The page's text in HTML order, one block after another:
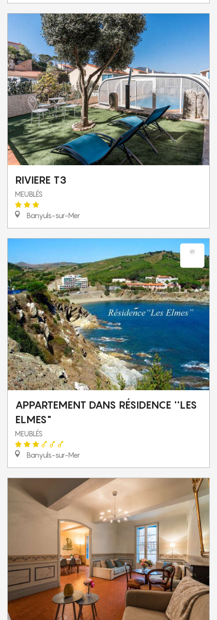
RIVIERE T3
MEUBLÉS
Banyuls-sur-Mer
APPARTEMENT DANS RÉSIDENCE ''LES
ELMES"
MEUBLÉS
Banyuls-sur-Mer